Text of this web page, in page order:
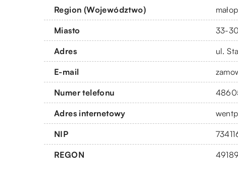
Region (Województwo)
Miasto 33-
Adres ul.
E-mail
Numer telefonu
Adres internetowy
NIP
REGON